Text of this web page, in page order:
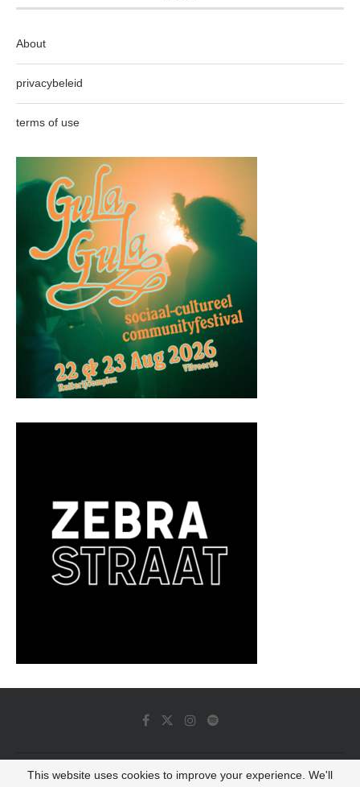
About
privacybeleid
terms of use
© 2022 - Luminous Dash All Rights Reserved
This website uses cookies to improve your experience. We'll